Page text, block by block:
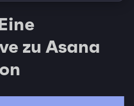
zu Asana